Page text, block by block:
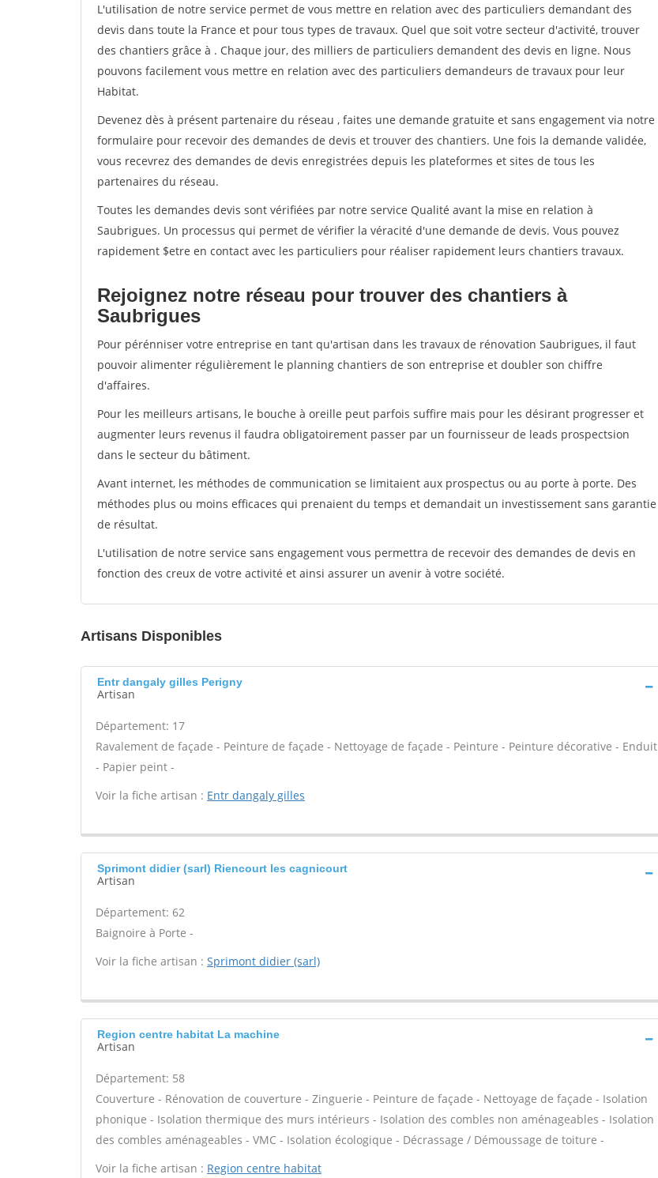
L'utilisation de notre service permet de vous mettre en relation avec des particuliers demandant des
devis dans toute la France et pour tous types de travaux. Quel que soit votre secteur d'activité, trouver
des chantiers grâce à . Chaque jour, des milliers de particuliers demandent des devis en ligne. Nous
pouvons facilement vous mettre en relation avec des particuliers demandeurs de travaux pour leur
Habitat.
Devenez dès à présent partenaire du réseau , faites une demande gratuite et sans engagement via notre
formulaire pour recevoir des demandes de devis et trouver des chantiers. Une fois la demande validée,
vous recevrez des demandes de devis enregistrées depuis les plateformes et sites de tous les
partenaires du réseau.
Toutes les demandes devis sont vérifiées par notre service Qualité avant la mise en relation à
Saubrigues. Un processus qui permet de vérifier la véracité d'une demande de devis. Vous pouvez
rapidement $etre en contact avec les particuliers pour réaliser rapidement leurs chantiers travaux.
Rejoignez notre réseau pour trouver des chantiers à
Saubrigues
Pour pérénniser votre entreprise en tant qu'artisan dans les travaux de rénovation Saubrigues, il faut
pouvoir alimenter régulièrement le planning chantiers de son entreprise et doubler son chiffre
d'affaires.
Pour les meilleurs artisans, le bouche à oreille peut parfois suffire mais pour les désirant progresser et
augmenter leurs revenus il faudra obligatoirement passer par un fournisseur de leads prospectsion
dans le secteur du bâtiment.
Avant internet, les méthodes de communication se limitaient aux prospectus ou au porte à porte. Des
méthodes plus ou moins efficaces qui prenaient du temps et demandait un investissement sans garantie
de résultat.
L'utilisation de notre service sans engagement vous permettra de recevoir des demandes de devis en
fonction des creux de votre activité et ainsi assurer un avenir à votre société.
Artisans Disponibles
Entr dangaly gilles Perigny
Artisan
Département: 17
Ravalement de façade - Peinture de façade - Nettoyage de façade - Peinture - Peinture décorative - Enduit
- Papier peint -
Voir la fiche artisan : Entr dangaly gilles
Sprimont didier (sarl) Riencourt les cagnicourt
Artisan
Département: 62
Baignoire à Porte -
Voir la fiche artisan : Sprimont didier (sarl)
Region centre habitat La machine
Artisan
Département: 58
Couverture - Rénovation de couverture - Zinguerie - Peinture de façade - Nettoyage de façade - Isolation
phonique - Isolation thermique des murs intérieurs - Isolation des combles non aménageables - Isolation
des combles aménageables - VMC - Isolation écologique - Décrassage / Démoussage de toiture -
Voir la fiche artisan : Region centre habitat